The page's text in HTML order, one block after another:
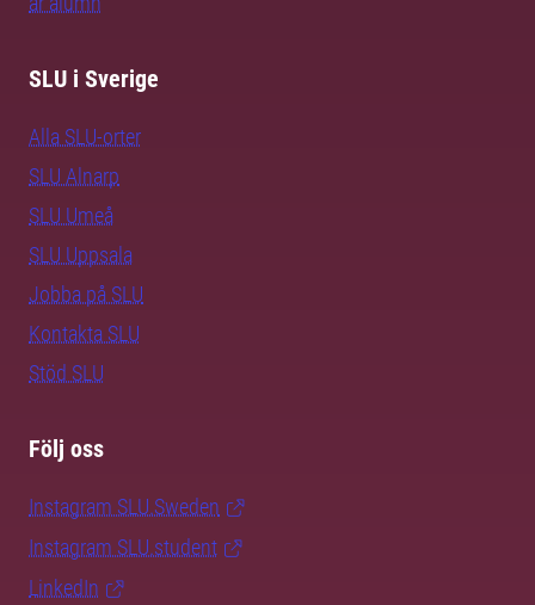
SLU i Sverige
Alla SLU-orter
SLU Alnarp
SLU Umeå
SLU Uppsala
Jobba på SLU
Kontakta SLU
Stöd SLU
Följ oss
Instagram SLU.Sweden
Instagram SLU.student
LinkedIn